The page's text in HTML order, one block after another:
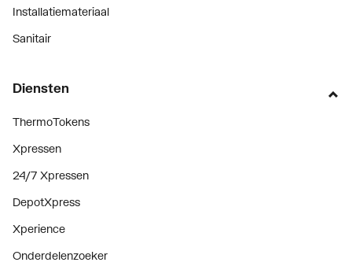
Installatiemateriaal
Sanitair
Diensten
ThermoTokens
Xpressen
24/7 Xpressen
DepotXpress
Xperience
Onderdelenzoeker